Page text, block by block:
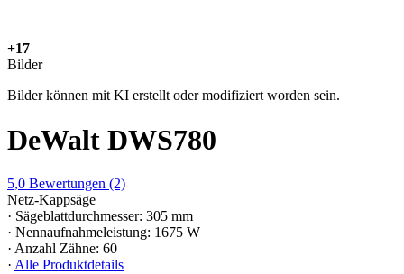
+17
Bilder
Bilder können mit KI erstellt oder modifiziert worden sein.
DeWalt DWS780
5,0 Bewertungen (2)
Netz-Kappsäge
· Sägeblattdurchmesser: 305 mm
· Nennaufnahmeleistung: 1675 W
· Anzahl Zähne: 60
· Alle Produktdetails